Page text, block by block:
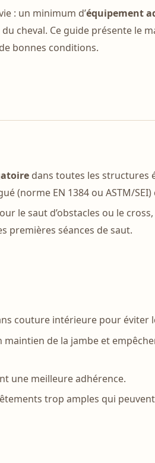
: un minimum d’équipement
cheval. Ce guide présente le
bonnes conditions.
dans toutes les structures
(norme EN 1384 ou ASTM/
le saut d’obstacles ou le
premières séances de saut.
couture intérieure pour éviter
maintien de la jambe et
une meilleure adhérence.
trop amples qui